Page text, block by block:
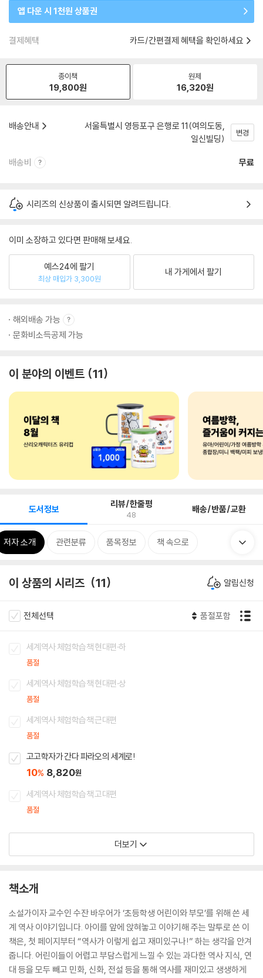
앱 다운 시 1천원 상품권
결제혜택 카드/간편결제 혜택을 확인하세요
종이책
19,800원
원제
16,320원
배송안내
서울특별시 영등포구 은행로 11(여의도동,
일신빌딩)
변경
배송비 무료
시리즈의 신상품이 출시되면 알려드립니다.
이미 소장하고 있다면 판매해 보세요.
예스24에 팔기
최상 매입가 3,300원
내 가게에서 팔기
해외배송 가능
문화비소득공제 가능
이 분야의 이벤트 11
도서정보 리뷰/한줄평
48 배송/반품/교환
저자 소개 관련분류 품목정보 책 속으로
이 상품의 시리즈 11 알림신청
전체선택 품절포함
세계역사 체험학습책 현대편·하
품절
세계역사 체험학습책 현대편·상
품절
세계역사 체험학습책 근대편
품절
고고학자가 간다 파라오의 세계로!
10% 8,820원
세계역사 체험학습책 고대편
품절
더보기
책소개
소설가이자 교수인 수잔 바우어가 ‘초등학생 어린이와 부모’를 위해 쓴 세
계 역사 이야기입니다. 아이를 앞에 앉혀놓고 이야기해 주는 말투로 쓴 이
책은, 첫 페이지부터 “역사가 이렇게 쉽고 재미있구나!” 하는 생각을 안겨
줍니다. 어린이들이 어렵고 부담스럽게 느낄 수 있는 과다한 역사 지식, 연
대 등을 모두 빼고 민화, 신화, 전설 등을 통해 역사를 재미있고 생생하게